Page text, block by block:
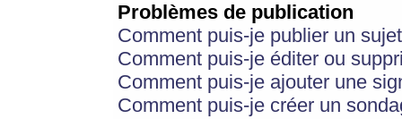
Problèmes de publication
Comment puis-je publier un
Comment puis-je éditer ou
Comment puis-je ajouter une
Comment puis-je créer un